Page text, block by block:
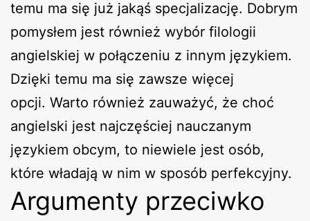
temu ma się już jakąś specjalizację. Dobrym
pomysłem jest również wybór filologii
angielskiej w połączeniu z innym językiem.
Dzięki temu ma się zawsze więcej
opcji. Warto również zauważyć, że choć
angielski jest najczęściej nauczanym
językiem obcym, to niewiele jest osób,
które władają w nim w sposób perfekcyjny.
Argumenty przeciwko